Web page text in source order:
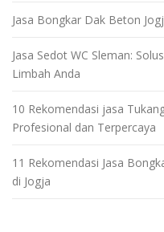
Jasa Bongkar Dak Beton
Jasa Sedot WC Sleman:
Limbah Anda
10 Rekomendasi jasa
Profesional dan Terpercaya
11 Rekomendasi Jasa
di Jogja